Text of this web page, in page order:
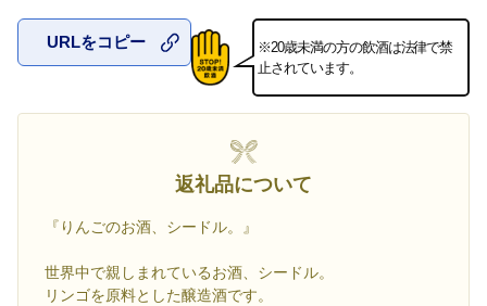
お気に入
URLをコピー
※20歳未満の方の飲酒は法律で禁
止されています。
返礼品について
『りんごのお酒、シードル。』
世界中で親しまれているお酒、シードル。
リンゴを原料とした醸造酒です。